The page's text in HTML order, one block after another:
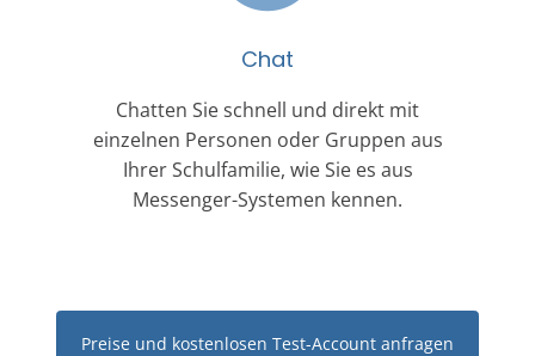
Chat
Chatten Sie schnell und direkt mit
einzelnen Personen oder Gruppen aus
Ihrer Schulfamilie, wie Sie es aus
Messenger-Systemen kennen.
Preise und kostenlosen Test-Account anfragen